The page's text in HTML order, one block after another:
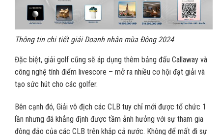
Thông tin chi tiết giải Doanh nhân mùa Đông 2024
Đặc biệt, giải golf cũng sẽ áp dụng thêm bảng đấu Callaway và
công nghệ tính điểm livescore – mở ra nhiều cơ hội đạt giải và
tạo sức hút cho các golfer.
Bên cạnh đó, Giải vô địch các CLB tuy chỉ mới được tổ chức 1
lần nhưng đã khẳng định được tầm ảnh hưởng với sự tham gia
đông đảo của các CLB trên khắp cả nước. Không để mất đi sự